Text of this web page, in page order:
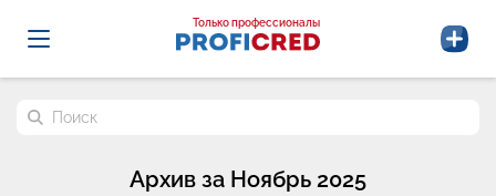
Probrokery - Только профессионалы
Только профессионалы
Поиск по сайту
Архив за Ноябрь 2025